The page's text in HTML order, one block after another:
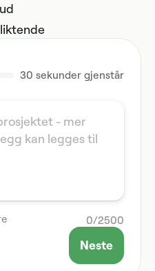
30 sekunder gjenstår
0/2500
Neste